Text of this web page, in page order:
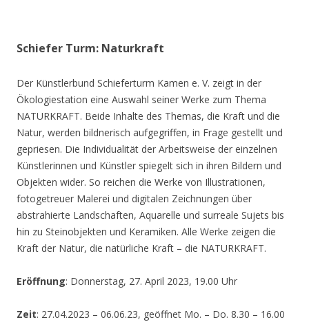
Schiefer Turm: Naturkraft
Der Künstlerbund Schieferturm Kamen e. V. zeigt in der
Ökologiestation eine Auswahl seiner Werke zum Thema
NATURKRAFT. Beide Inhalte des Themas, die Kraft und die
Natur, werden bildnerisch aufgegriffen, in Frage gestellt und
gepriesen. Die Individualität der Arbeitsweise der einzelnen
Künstlerinnen und Künstler spiegelt sich in ihren Bildern und
Objekten wider. So reichen die Werke von Illustrationen,
fotogetreuer Malerei und digitalen Zeichnungen über
abstrahierte Landschaften, Aquarelle und surreale Sujets bis
hin zu Steinobjekten und Keramiken. Alle Werke zeigen die
Kraft der Natur, die natürliche Kraft – die NATURKRAFT.
Eröffnung: Donnerstag, 27. April 2023, 19.00 Uhr
Zeit: 27.04.2023 – 06.06.23, geöffnet Mo. – Do. 8.30 – 16.00